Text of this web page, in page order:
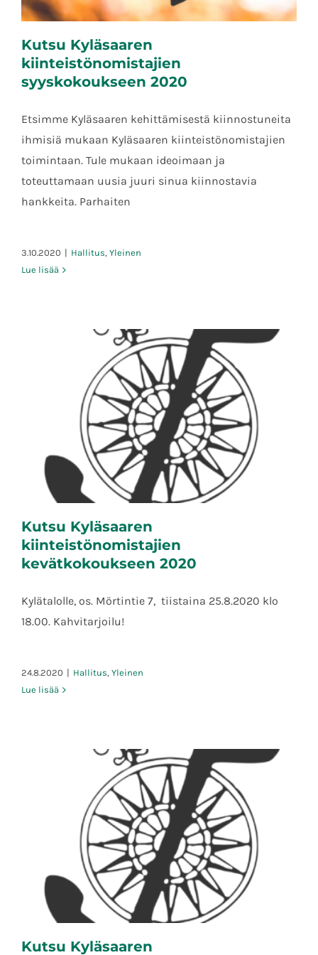
Kutsu Kyläsaaren kiinteistönomistajien
syyskokoukseen 2020
Kutsu Kyläsaaren
kiinteistönomistajien
syyskokoukseen 2020
Etsimme Kyläsaaren kehittämisestä kiinnostuneita
ihmisiä mukaan Kyläsaaren kiinteistönomistajien
toimintaan. Tule mukaan ideoimaan ja
toteuttamaan uusia juuri sinua kiinnostavia
hankkeita. Parhaiten
3.10.2020 | Hallitus, Yleinen
Lue lisää
Kutsu Kyläsaaren kiinteistönomistajien
kevätkokoukseen 2020
Kutsu Kyläsaaren
kiinteistönomistajien
kevätkokoukseen 2020
Kylätalolle, os. Mörtintie 7, tiistaina 25.8.2020 klo
18.00. Kahvitarjoilu!
24.8.2020 | Hallitus, Yleinen
Lue lisää
Kutsu Kyläsaaren